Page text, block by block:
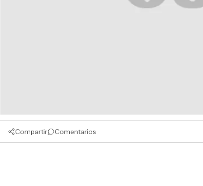
Compartir Comentarios